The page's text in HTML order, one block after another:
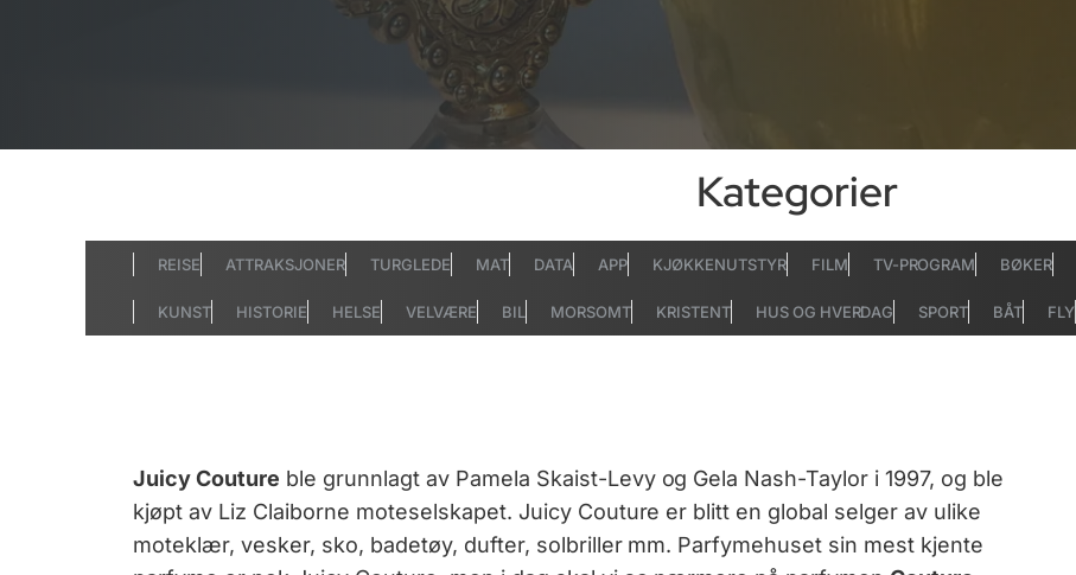
Kategorier
REISE ATTRAKSJONER TURGLEDE MAT DATA APP KJØKKENUTSTYR FILM TV-PROGRAM BØKER
KUNST HISTORIE HELSE VELVÆRE BIL MORSOMT KRISTENT HUS OG HVERDAG SPORT BÅT FLY
Juicy Couture ble grunnlagt av Pamela Skaist-Levy og Gela Nash-Taylor i 1997, og ble
kjøpt av Liz Claiborne moteselskapet. Juicy Couture er blitt en global selger av ulike
moteklær, vesker, sko, badetøy, dufter, solbriller mm. Parfymehuset sin mest kjente